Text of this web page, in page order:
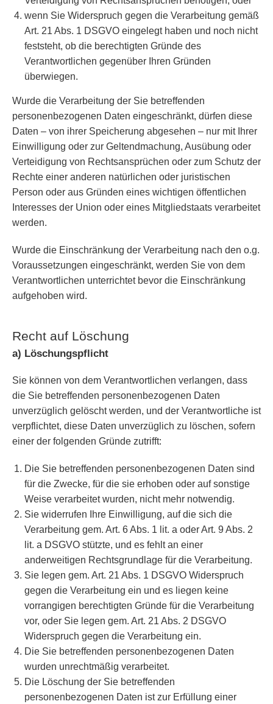
wenn Sie Widerspruch gegen die Verarbeitung gemäß
Art. 21 Abs. 1 DSGVO eingelegt haben und noch nicht
feststeht, ob die berechtigten Gründe des
Verantwortlichen gegenüber Ihren Gründen
überwiegen.
Wurde die Verarbeitung der Sie betreffenden
personenbezogenen Daten eingeschränkt, dürfen diese
Daten – von ihrer Speicherung abgesehen – nur mit Ihrer
Einwilligung oder zur Geltendmachung, Ausübung oder
Verteidigung von Rechtsansprüchen oder zum Schutz der
Rechte einer anderen natürlichen oder juristischen
Person oder aus Gründen eines wichtigen öffentlichen
Interesses der Union oder eines Mitgliedstaats verarbeitet
werden.
Wurde die Einschränkung der Verarbeitung nach den o.g.
Voraussetzungen eingeschränkt, werden Sie von dem
Verantwortlichen unterrichtet bevor die Einschränkung
aufgehoben wird.
Recht auf Löschung
a) Löschungspflicht
Sie können von dem Verantwortlichen verlangen, dass
die Sie betreffenden personenbezogenen Daten
unverzüglich gelöscht werden, und der Verantwortliche ist
verpflichtet, diese Daten unverzüglich zu löschen, sofern
einer der folgenden Gründe zutrifft:
Die Sie betreffenden personenbezogenen Daten sind
für die Zwecke, für die sie erhoben oder auf sonstige
Weise verarbeitet wurden, nicht mehr notwendig.
Sie widerrufen Ihre Einwilligung, auf die sich die
Verarbeitung gem. Art. 6 Abs. 1 lit. a oder Art. 9 Abs. 2
lit. a DSGVO stützte, und es fehlt an einer
anderweitigen Rechtsgrundlage für die Verarbeitung.
Sie legen gem. Art. 21 Abs. 1 DSGVO Widerspruch
gegen die Verarbeitung ein und es liegen keine
vorrangigen berechtigten Gründe für die Verarbeitung
vor, oder Sie legen gem. Art. 21 Abs. 2 DSGVO
Widerspruch gegen die Verarbeitung ein.
Die Sie betreffenden personenbezogenen Daten
wurden unrechtmäßig verarbeitet.
Die Löschung der Sie betreffenden
personenbezogenen Daten ist zur Erfüllung einer